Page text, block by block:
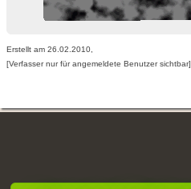
Erstellt am 26.02.2010,
[Verfasser nur für angemeldete Benutzer sichtbar]